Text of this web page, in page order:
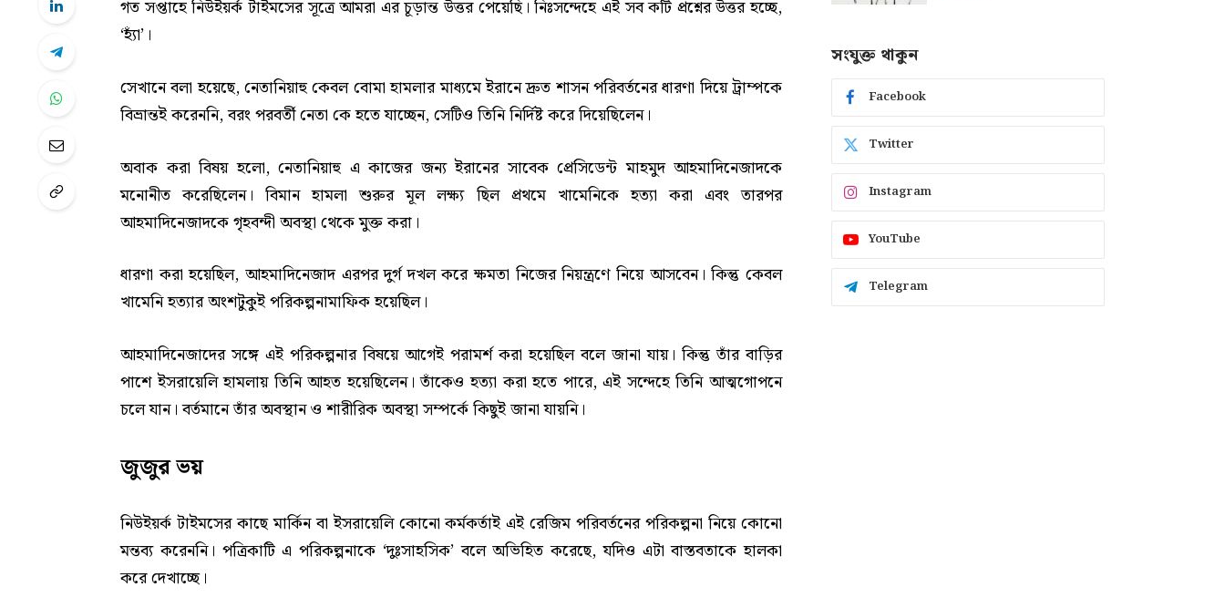
গত সপ্তাহে নিউইয়র্ক টাইমসের সূত্রে আমরা এর চূড়ান্ত উত্তর পেয়েছি। নিঃসন্দেহে এই সব কটি প্রশ্নের উত্তর হচ্ছে,
‘হ্যাঁ’।
সেখানে বলা হয়েছে, নেতানিয়াহু কেবল বোমা হামলার মাধ্যমে ইরানে দ্রুত শাসন পরিবর্তনের ধারণা দিয়ে ট্রাম্পকে
বিভ্রান্তই করেননি, বরং পরবর্তী নেতা কে হতে যাচ্ছেন, সেটিও তিনি নির্দিষ্ট করে দিয়েছিলেন।
অবাক করা বিষয় হলো, নেতানিয়াহু এ কাজের জন্য ইরানের সাবেক প্রেসিডেন্ট মাহমুদ আহমাদিনেজাদকে
মনোনীত করেছিলেন। বিমান হামলা শুরুর মূল লক্ষ্য ছিল প্রথমে খামেনিকে হত্যা করা এবং তারপর
আহমাদিনেজাদকে গৃহবন্দী অবস্থা থেকে মুক্ত করা।
ধারণা করা হয়েছিল, আহমাদিনেজাদ এরপর দুর্গ দখল করে ক্ষমতা নিজের নিয়ন্ত্রণে নিয়ে আসবেন। কিন্তু কেবল
খামেনি হত্যার অংশটুকুই পরিকল্পনামাফিক হয়েছিল।
আহমাদিনেজাদের সঙ্গে এই পরিকল্পনার বিষয়ে আগেই পরামর্শ করা হয়েছিল বলে জানা যায়। কিন্তু তাঁর বাড়ির
পাশে ইসরায়েলি হামলায় তিনি আহত হয়েছিলেন। তাঁকেও হত্যা করা হতে পারে, এই সন্দেহে তিনি আত্মগোপনে
চলে যান। বর্তমানে তাঁর অবস্থান ও শারীরিক অবস্থা সম্পর্কে কিছুই জানা যায়নি।
জুজুর ভয়
নিউইয়র্ক টাইমসের কাছে মার্কিন বা ইসরায়েলি কোনো কর্মকর্তাই এই রেজিম পরিবর্তনের পরিকল্পনা নিয়ে কোনো
মন্তব্য করেননি। পত্রিকাটি এ পরিকল্পনাকে ‘দুঃসাহসিক’ বলে অভিহিত করেছে, যদিও এটা বাস্তবতাকে হালকা
করে দেখাচ্ছে।
সংযুক্ত থাকুন
Facebook
Twitter
Instagram
YouTube
Telegram